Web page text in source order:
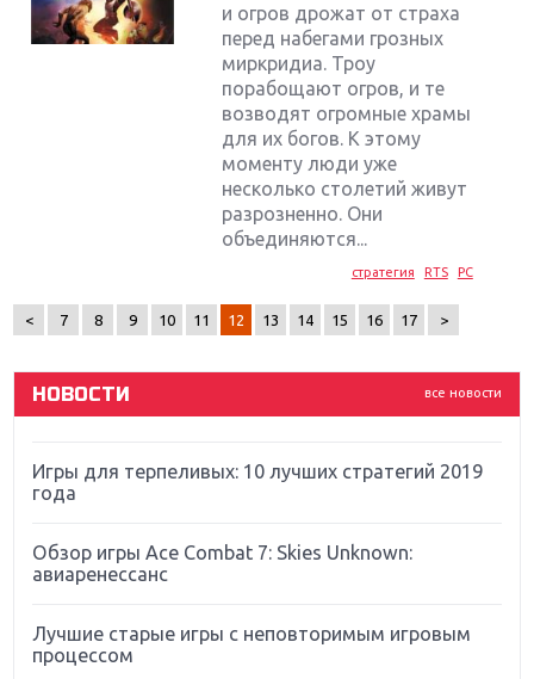
и огров дрожат от страха
перед набегами грозных
миркридиа. Троу
порабощают огров, и те
возводят огромные храмы
для их богов. К этому
моменту люди уже
несколько столетий живут
разрозненно. Они
объединяются...
стратегия RTS PC
< 7 8 9 10 11 12 13 14 15 16 17 >
все новости
НОВОСТИ
Крупнейшие релизы мая: Nintendo, Microsoft и
Новинки для Nintendo Switch: Labo, South Park и
Far Cry 5: хвалить нельзя ругать
Игры для терпеливых: 10 лучших стратегий 2019
года
Обзор игры Ace Combat 7: Skies Unknown:
авиаренессанс
Лучшие старые игры с неповторимым игровым
процессом